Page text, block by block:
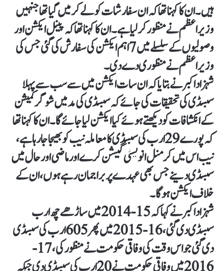
ہیں۔ان کا کہنا تھا کہ ان سفارشات کو لے کر میں گیا تھا جنہیں
وزیر اعظم نے منظور کر لیا ہے۔ان کا کہنا تھا کہ پینل ایکشن اور
وصولیوں کے سلسلے میں 7اہم ایکشن کی سفارش کی گئی جس کی
وزیر اعظم نے منظوری دے دی۔
شہزاد اکبر نے بتایا کہ ان سات ایکشن میں سے سب سے پہلا
سبسڈی کی تحقیقات کی جائے کہ سبسڈی کی مد میں شوگر کمیشن
کے انکشافات کو دیکھتے ہوئے کیا ایکشن لیا جائے گا۔ان کا کہنا تھا
کہ پورے 29ارب کی سبسڈی کا معاملہ نیب کو بھیجا جا رہا ہے،
نیب اس میں کرمنل انویسٹی گیشن کرے اور ماضی اور حال میں
سبسڈی دینے جس بھی عہدے پر براجمان رہے ہوں، ان کے
خلاف ایکشن ہو گا۔
شہزاد اکبر نے کہا کہ 15-2014 میں ساڑھے چھ ارب
سبسڈی دی گئی، 16-2015 میں پھر 605ارب کی سبسڈی
دی گئی جو اس وقت کی وفاقی حکومت نے منظور کی، 17-